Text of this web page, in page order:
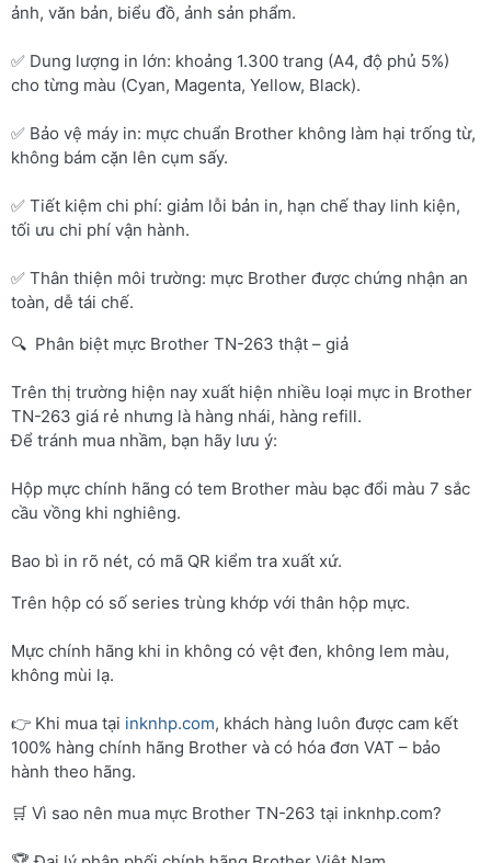
ảnh, văn bản, biểu đồ, ảnh sản phẩm.
✅ Dung lượng in lớn: khoảng 1.300 trang (A4, độ phủ 5%)
cho từng màu (Cyan, Magenta, Yellow, Black).
✅ Bảo vệ máy in: mực chuẩn Brother không làm hại trống từ,
không bám cặn lên cụm sấy.
✅ Tiết kiệm chi phí: giảm lỗi bản in, hạn chế thay linh kiện,
tối ưu chi phí vận hành.
✅ Thân thiện môi trường: mực Brother được chứng nhận an
toàn, dễ tái chế.
🔍 Phân biệt mực Brother TN-263 thật – giả
Trên thị trường hiện nay xuất hiện nhiều loại mực in Brother
TN-263 giá rẻ nhưng là hàng nhái, hàng refill.
Để tránh mua nhầm, bạn hãy lưu ý:
Hộp mực chính hãng có tem Brother màu bạc đổi màu 7 sắc
cầu vồng khi nghiêng.
Bao bì in rõ nét, có mã QR kiểm tra xuất xứ.
Trên hộp có số series trùng khớp với thân hộp mực.
Mực chính hãng khi in không có vệt đen, không lem màu,
không mùi lạ.
👉 Khi mua tại inknhp.com, khách hàng luôn được cam kết
100% hàng chính hãng Brother và có hóa đơn VAT – bảo
hành theo hãng.
🛒 Vì sao nên mua mực Brother TN-263 tại inknhp.com?